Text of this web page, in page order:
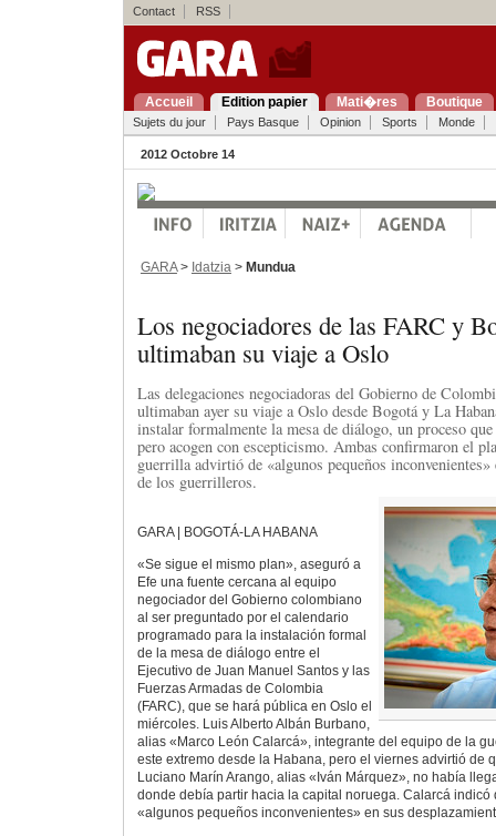
Contact RSS
Accueil Edition papier Mati�res Boutique
Sujets du jour Pays Basque Opinion Sports Monde
2012 Octobre 14
GARA> Idatzia > Mundua
Los negociadores de las FARC y
ultimaban su viaje a Oslo
Las delegaciones negociadoras del Gobierno de
ultimaban ayer su viaje a Oslo desde Bogotá y La
instalar formalmente la mesa de diálogo, un proceso
pero acogen con escepticismo. Ambas confirmaron el
guerrilla advirtió de «algunos pequeños inconvenientes»
de los guerrilleros.
GARA | BOGOTÁ-LA HABANA
«Se sigue el mismo plan», aseguró a
Efe una fuente cercana al equipo
negociador del Gobierno colombiano
al ser preguntado por el calendario
programado para la instalación formal
de la mesa de diálogo entre el
Ejecutivo de Juan Manuel Santos y las
Fuerzas Armadas de Colombia
(FARC), que se hará pública en Oslo el
miércoles. Luis Alberto Albán Burbano,
alias «Marco León Calarcá», integrante del equipo de la
este extremo desde la Habana, pero el viernes advirtió de
Luciano Marín Arango, alias «Iván Márquez», no había
donde debía partir hacia la capital noruega. Calarcá indicó
«algunos pequeños inconvenientes» en sus